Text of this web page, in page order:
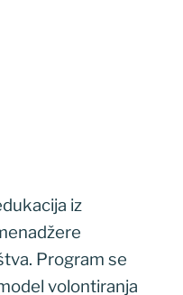
iz
Program se
volontiranja